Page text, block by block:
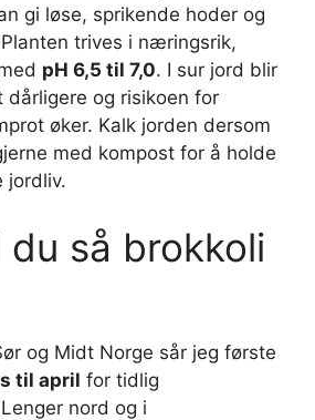
gi løse, sprikende hoder og
trives i næringsrik,
pH 6,5 til 7,0. I sur jord blir
og risikoen for
øker. Kalk jorden dersom
med kompost for å holde
jordliv.
du så brokkoli
og Midt Norge sår jeg første
til april for tidlig
nord og i